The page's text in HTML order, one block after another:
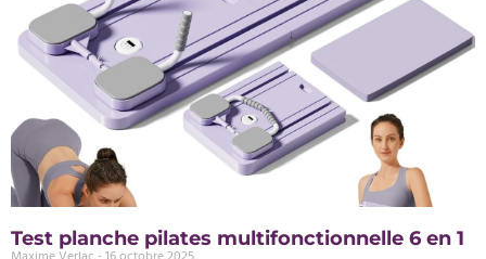
Test planche pilates multifonctionnelle 6 en 1